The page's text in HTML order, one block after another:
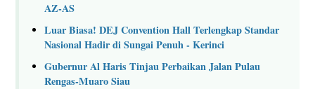
AZ-AS
Luar Biasa! DEJ Convention Hall Terlengkap Standar
Nasional Hadir di Sungai Penuh - Kerinci
Gubernur Al Haris Tinjau Perbaikan Jalan Pulau
Rengas-Muaro Siau